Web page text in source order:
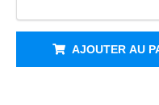
AJOUTER AU